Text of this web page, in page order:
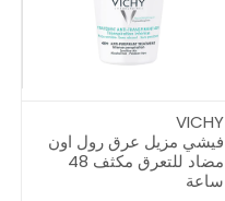
VICHY
فيشي مزيل عرق رول اون
مضاد للتعرق مكثف 48
ساعة